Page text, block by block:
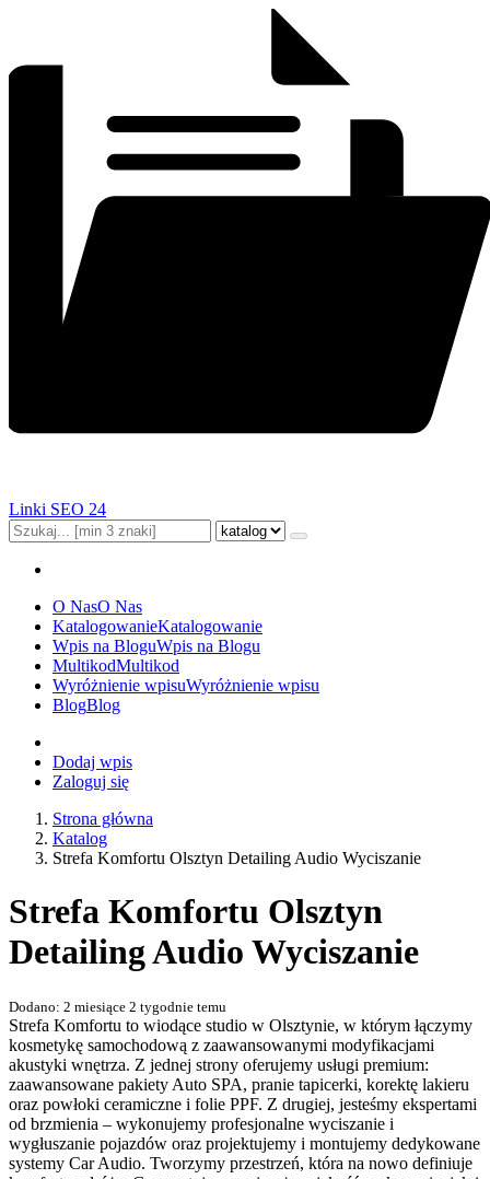
Linki SEO 24
O NasO Nas
KatalogowanieKatalogowanie
Wpis na BloguWpis na Blogu
MultikodMultikod
Wyróżnienie wpisuWyróżnienie wpisu
BlogBlog
Dodaj wpis
Zaloguj się
Strona główna
Katalog
Strefa Komfortu Olsztyn Detailing Audio Wyciszanie
Strefa Komfortu Olsztyn
Detailing Audio Wyciszanie
Dodano: 2 miesiące 2 tygodnie temu
Strefa Komfortu to wiodące studio w Olsztynie, w którym łączymy
kosmetykę samochodową z zaawansowanymi modyfikacjami
akustyki wnętrza. Z jednej strony oferujemy usługi premium:
zaawansowane pakiety Auto SPA, pranie tapicerki, korektę lakieru
oraz powłoki ceramiczne i folie PPF. Z drugiej, jesteśmy ekspertami
od brzmienia – wykonujemy profesjonalne wyciszanie i
wygłuszanie pojazdów oraz projektujemy i montujemy dedykowane
systemy Car Audio. Tworzymy przestrzeń, która na nowo definiuje